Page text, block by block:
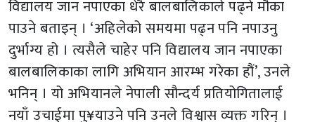
विद्यालय जान नपाएका धेरै बालबालिकाले पढ्ने मौका
पाउने बताइन् । ‘अहिलेको समयमा पढ्न पनि नपाउनु
दुर्भाग्य हो । त्यसैले चाहेर पनि विद्यालय जान नपाएका
बालबालिकाका लागि अभियान आरम्भ गरेका हौं’, उनले
भनिन् । यो अभियानले नेपाली सौन्दर्य प्रतियोगितालाई
नयाँ उचाईमा पु¥याउने पनि उनले विश्वास व्यक्त गरिन् ।